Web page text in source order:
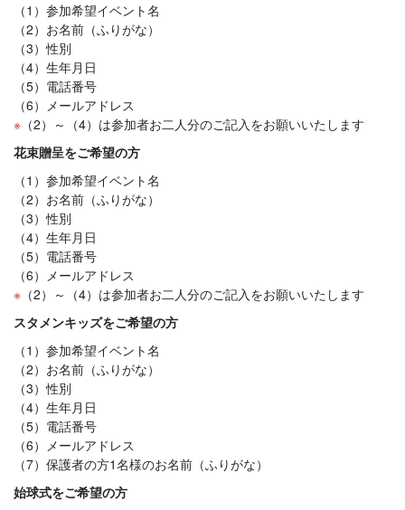
（1）参加希望イベント名
（2）お名前（ふりがな）
（3）性別
（4）生年月日
（5）電話番号
（6）メールアドレス
（2）～（4）は参加者お二人分のご記入をお願いいたします
花束贈呈をご希望の方
（1）参加希望イベント名
（2）お名前（ふりがな）
（3）性別
（4）生年月日
（5）電話番号
（6）メールアドレス
（2）～（4）は参加者お二人分のご記入をお願いいたします
スタメンキッズをご希望の方
（1）参加希望イベント名
（2）お名前（ふりがな）
（3）性別
（4）生年月日
（5）電話番号
（6）メールアドレス
（7）保護者の方1名様のお名前（ふりがな）
始球式をご希望の方